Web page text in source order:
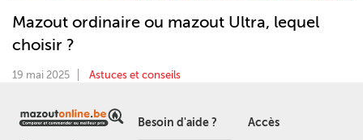
Mazout ordinaire ou mazout Ultra, lequel
choisir ?
19 mai 2025 Astuces et conseils
Besoin d'aide ? Accès